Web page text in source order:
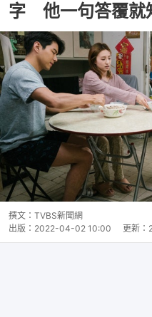
字 他一句答覆就
撰文： TVBS新聞網
出版： 2022-04-02 10:00 更新：